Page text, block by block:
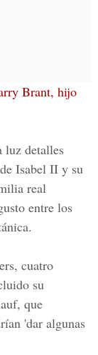
Brant, hijo
luz detalles
Isabel II y su
real
entre los
cuatro
su
que
'dar algunas